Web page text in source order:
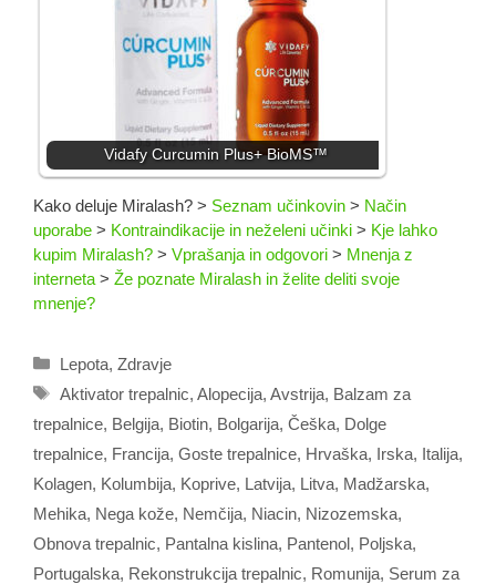
Vidafy Curcumin Plus+ BioMS™
Kako deluje Miralash? > Seznam učinkovin > Način
uporabe > Kontraindikacije in neželeni učinki > Kje lahko
kupim Miralash? > Vprašanja in odgovori > Mnenja z
interneta > Že poznate Miralash in želite deliti svoje
mnenje?
Categories
Lepota, Zdravje
Tags
Aktivator trepalnic, Alopecija, Avstrija, Balzam za
trepalnice, Belgija, Biotin, Bolgarija, Češka, Dolge
trepalnice, Francija, Goste trepalnice, Hrvaška, Irska, Italija,
Kolagen, Kolumbija, Koprive, Latvija, Litva, Madžarska,
Mehika, Nega kože, Nemčija, Niacin, Nizozemska,
Obnova trepalnic, Pantalna kislina, Pantenol, Poljska,
Portugalska, Rekonstrukcija trepalnic, Romunija, Serum za